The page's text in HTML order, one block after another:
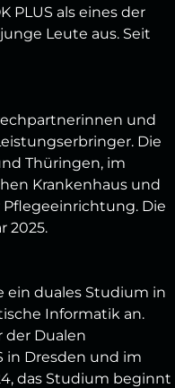
PLUS als eines der
Leute aus. Seit
und
Die
Thüringen, im
Krankenhaus und
Pflegeeinrichtung. Die
2025.
ein duales Studium in
Informatik an.
der Dualen
in Dresden und im
das Studium beginnt